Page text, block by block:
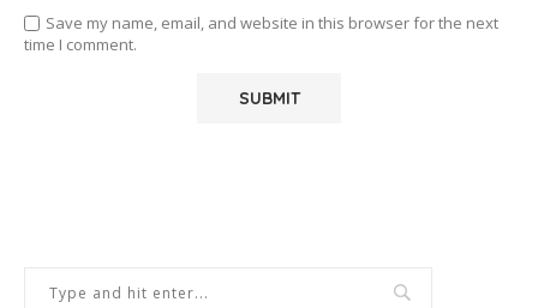
Save my name, email, and website in this browser for the next
time I comment.